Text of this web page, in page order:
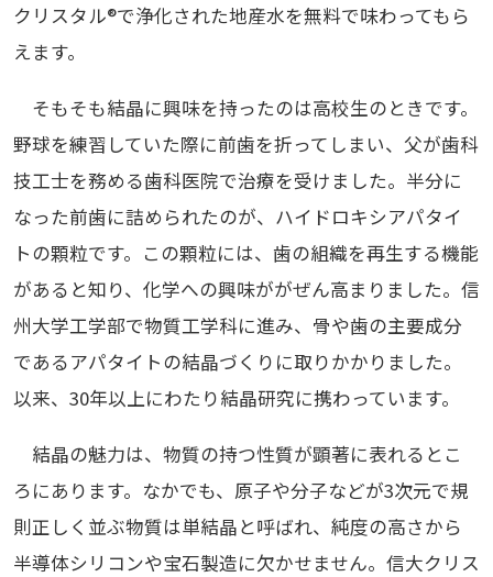
クリスタル®で浄化された地産水を無料で味わってもら
えます。
そもそも結晶に興味を持ったのは高校生のときです。
野球を練習していた際に前歯を折ってしまい、父が歯科
技工士を務める歯科医院で治療を受けました。半分に
なった前歯に詰められたのが、ハイドロキシアパタイ
トの顆粒です。この顆粒には、歯の組織を再生する機能
があると知り、化学への興味ががぜん高まりました。信
州大学工学部で物質工学科に進み、骨や歯の主要成分
であるアパタイトの結晶づくりに取りかかりました。
以来、30年以上にわたり結晶研究に携わっています。
結晶の魅力は、物質の持つ性質が顕著に表れるとこ
ろにあります。なかでも、原子や分子などが3次元で規
則正しく並ぶ物質は単結晶と呼ばれ、純度の高さから
半導体シリコンや宝石製造に欠かせません。信大クリス